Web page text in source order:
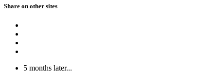
Share on other sites
5 months later...